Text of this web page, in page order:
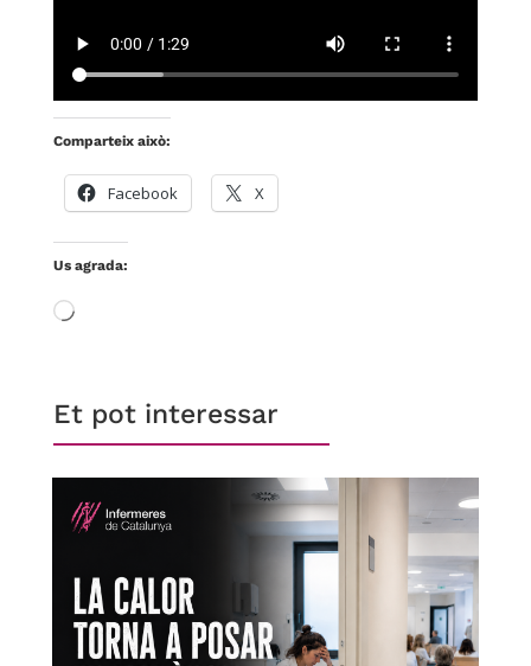
Comparteix això:
Facebook X
Us agrada:
S'està
Et pot interessar